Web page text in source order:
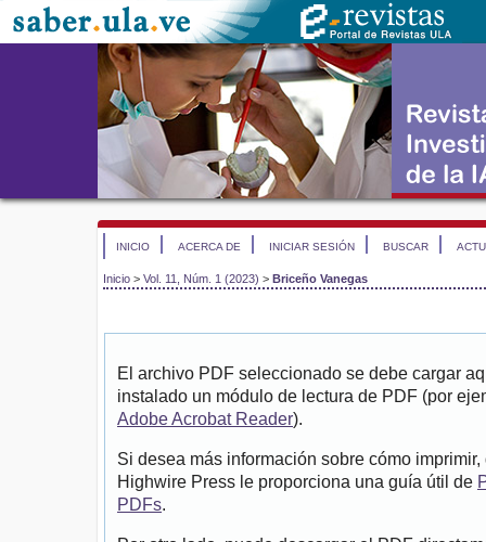
INICIO ACERCA DE INICIAR SESIÓN BUSCAR
Inicio > Vol. 11, Núm. 1 (2023) > Briceño Vanegas
El archivo PDF seleccionado se debe cargar
instalado un módulo de lectura de PDF (por
Adobe Acrobat Reader).
Si desea más información sobre cómo
Highwire Press le proporciona una guía útil de
PDFs.